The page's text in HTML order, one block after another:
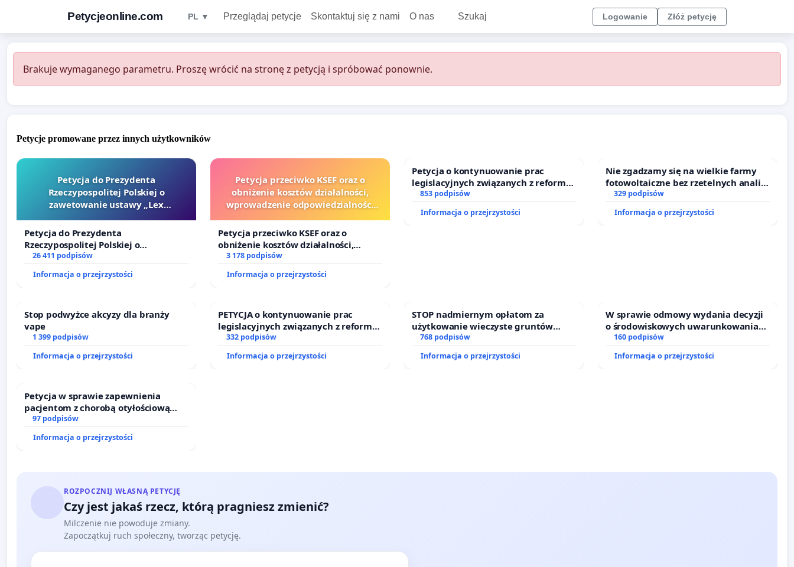
Petycjeonline.com PL ▼ Przeglądaj petycje Skontaktuj się z nami O nas Szukaj Logowanie Złóż petycję
Brakuje wymaganego parametru. Proszę wrócić na stronę z petycją i spróbować ponownie.
Petycje promowane przez innych użytkowników
Petycja do Prezydenta
Rzeczypospolitej Polskiej o
zawetowanie ustawy „Lex
Petycja do Prezydenta
Rzeczypospolitej Polskiej o
zawetowanie ustawy „Lex Szarlatan”
26 411 podpisów
Informacja o przejrzystości
Petycja przeciwko KSEF oraz o
obniżenie kosztów działalności,
wprowadzenie odpowiedzialności
sędziów
Petycja przeciwko KSEF oraz o
obniżenie kosztów działalności,
wprowadzenie odpowiedzialności
finansowej kluczowych urzędników i
sędziów
3 178 podpisów
Informacja o przejrzystości
Petycja o kontynuowanie prac
legislacyjnych związanych z reformą
prawa rodzinnego
853 podpisów
Informacja o przejrzystości
Nie zgadzamy się na wielkie farmy
fotowoltaiczne bez rzetelnych analiz i
akceptacji mieszkańców
329 podpisów
Informacja o przejrzystości
Stop podwyżce akcyzy dla branży
vape
1 399 podpisów
Informacja o przejrzystości
PETYCJA o kontynuowanie prac
legislacyjnych związanych z reformą
prawa rodzinnego
332 podpisów
Informacja o przejrzystości
STOP nadmiernym opłatom za
użytkowanie wieczyste gruntów
zajmowanych przez rodzinne ogrody
działkowe.
768 podpisów
Informacja o przejrzystości
W sprawie odmowy wydania decyzji
o środowiskowych uwarunkowaniach
dla budowy zakładu wytwarzania
biometanu „Krynki” w Ostrowiu
Południowym oraz ochrony
160 podpisów
Informacja o przejrzystości
Petycja w sprawie zapewnienia
pacjentom z chorobą otyłościową
dostępu do kompleksowego leczenia
oraz programów profilaktycznych.
97 podpisów
Informacja o przejrzystości
ROZPOCZNIJ WŁASNĄ PETYCJĘ
Czy jest jakaś rzecz, którą pragniesz zmienić?
Milczenie nie powoduje zmiany.
Zapoczątkuj ruch społeczny, tworząc petycję.